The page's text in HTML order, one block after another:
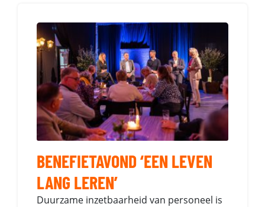
BENEFIETAVOND ‘EEN LEVEN
LANG LEREN’
Duurzame inzetbaarheid van personeel is